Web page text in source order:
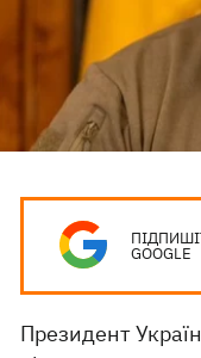
GOOGLE
Президент